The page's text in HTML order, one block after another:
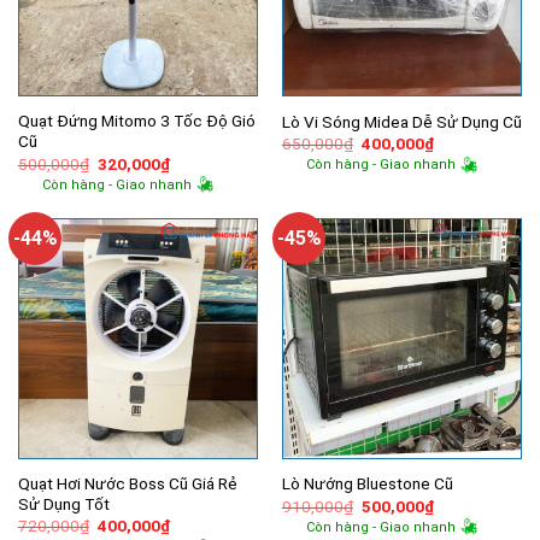
Quạt Đứng Mitomo 3 Tốc Độ Gió
Cũ
500,000₫ Giá
gốc
là:
320,000₫Giá
hiện
tại
320,000₫.
Còn hàng - Giao nhanh
Lò Vi Sóng Midea Dễ Sử Dụng Cũ
650,000₫ Giá
gốc
là:
400,000₫Giá
hiện
tại
Còn hàng - Giao nhanh
-44%
Quạt Hơi Nước Boss Cũ Giá Rẻ
Sử Dụng Tốt
720,000₫ Giá
400,000₫Giá
-45%
Lò Nướng Bluestone Cũ
910,000₫ Giá
gốc
là:
500,000₫Giá
hiện
tại
Còn hàng - Giao nhanh